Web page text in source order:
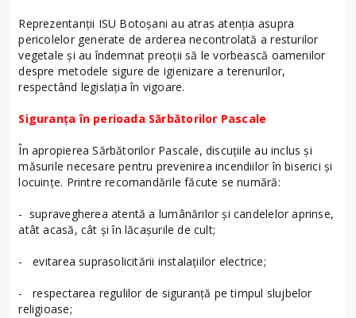
Reprezentanții ISU Botoșani au atras atenția asupra
pericolelor generate de arderea necontrolată a resturilor
vegetale și au îndemnat preoții să le vorbească oamenilor
despre metodele sigure de igienizare a terenurilor,
respectând legislația în vigoare.
Siguranța în perioada Sărbătorilor Pascale
În apropierea Sărbătorilor Pascale, discuțiile au inclus și
măsurile necesare pentru prevenirea incendiilor în biserici și
locuințe. Printre recomandările făcute se numără:
- supravegherea atentă a lumânărilor și candelelor aprinse,
atât acasă, cât și în lăcașurile de cult;
- evitarea suprasolicitării instalațiilor electrice;
- respectarea regulilor de siguranță pe timpul slujbelor
religioase;